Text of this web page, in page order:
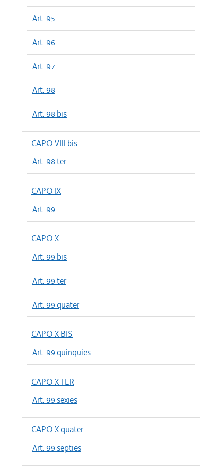
Art. 95
Art. 96
Art. 97
Art. 98
Art. 98 bis
CAPO VIII bis
Art. 98 ter
CAPO IX
Art. 99
CAPO X
Art. 99 bis
Art. 99 ter
Art. 99 quater
CAPO X BIS
Art. 99 quinquies
CAPO X TER
Art. 99 sexies
CAPO X quater
Art. 99 septies